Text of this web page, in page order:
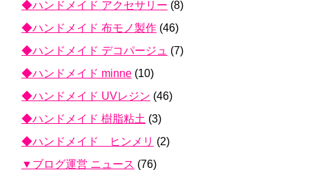
◆ハンドメイド アクセサリー (8)
◆ハンドメイド 布モノ製作 (46)
◆ハンドメイド デコパージュ (7)
◆ハンドメイド minne (10)
◆ハンドメイド UVレジン (46)
◆ハンドメイド 樹脂粘土 (3)
◆ハンドメイド ヒンメリ (2)
▼ブログ運営 ニュース (76)